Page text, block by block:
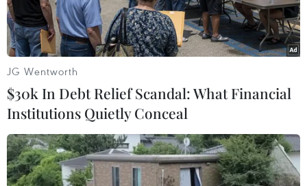
JG Wentworth
$30k In Debt Relief Scandal: What Financial
Institutions Quietly Conceal